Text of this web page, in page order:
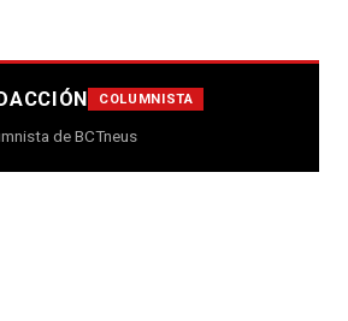
COLUMNISTA
de BCTneus